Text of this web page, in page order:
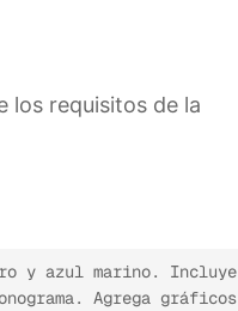
los requisitos de la
y azul marino. Incluye
Agrega gráficos